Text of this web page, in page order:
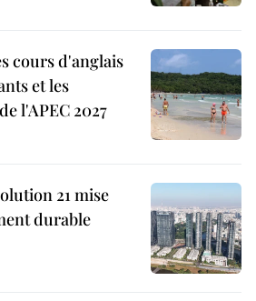
cours d'anglais
et les
l'APEC 2027
21 mise
durable